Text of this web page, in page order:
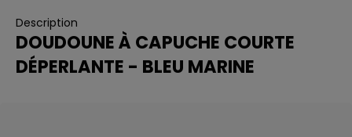
Description
DOUDOUNE À CAPUCHE COURTE
DÉPERLANTE - BLEU MARINE